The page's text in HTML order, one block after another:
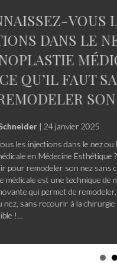
LES
VRAI
ParVincent Schneider
Les Injections
d’autres produits. Le
parler des injections
prendre conscience
: les injections
injections clandestines
certains, un peu moins